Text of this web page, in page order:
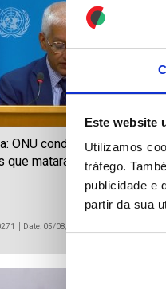
Este website
Utilizamos
tráfego.
publicidade e
partir da sua
ONU condena ataques
que mataram 377 civis em
Date: 05/08/2026 20:24